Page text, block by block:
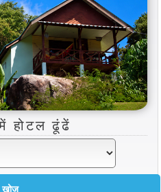
होटल ढूंढें